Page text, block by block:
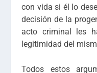
con vida si él lo
decisión de la
acto criminal les
legitimidad del
Todos estos